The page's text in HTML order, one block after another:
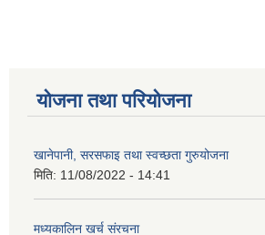
योजना तथा परियोजना
खानेपानी, सरसफाइ तथा स्वच्छता गुरुयोजना
मिति: 11/08/2022 - 14:41
मध्यकालिन खर्च संरचना